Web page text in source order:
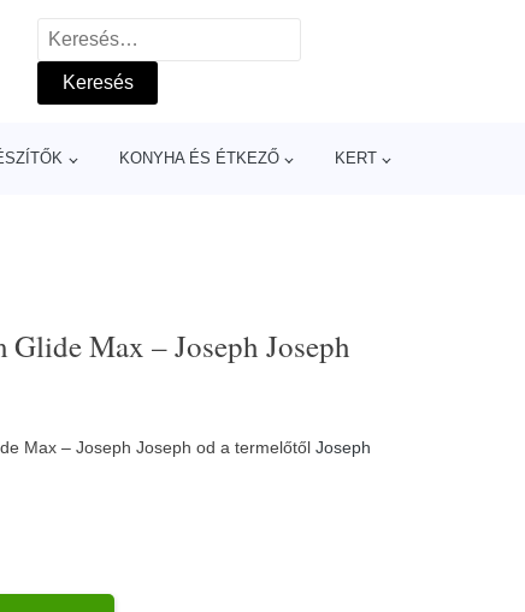
Keresés:
KONYHA ÉS ÉTKEZŐ KERT
Max – Joseph Joseph
Max – Joseph Joseph od a termelőtőlJoseph